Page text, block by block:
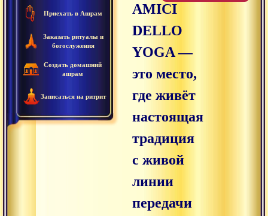
Приехать в Ашрам
Заказать ритуалы и
богослужения
Создать домашний
ашрам
Записаться на ритрит
AMICI
DELLO
YOGA —
это место,
где живёт
настоящая
традиция
с живой
линии
передачи